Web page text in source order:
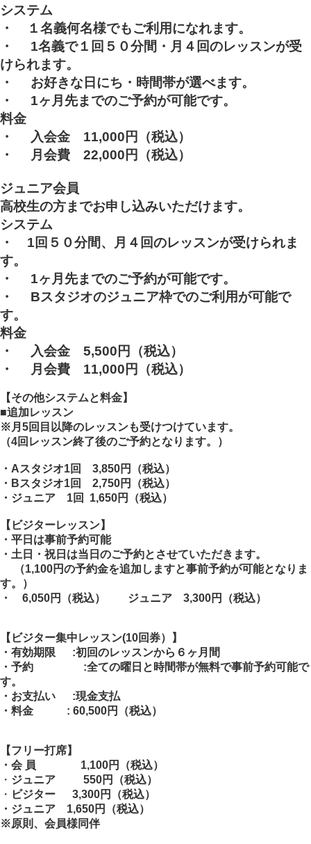
システム
・ １名義何名様でもご利用になれます。
・
1名義で１回５０分間・月４回のレッスンが受
けられます。
・ お好きな日にち・時間帯が選べます。
・ 1ヶ月先までのご予約が可能です。
料金
・
入会金 11,000円
（税込）
・
月会費 22,000円 （税込）
ジュニア会員
高校生の方までお申し込みいただけます。
システム
・ 1 回５０分間、月４回のレッスンが受けられま
す。
・ 1ヶ月先までのご予約が可能です。
・ Bスタジオのジュニア枠でのご利用が可能で
す。
料金
・
入会金 5,500 円
（税込）
・
月会費 11,000円 （税込）
【その他システムと料金】
■追加レッスン
※月5回目以降のレッスンも受けつけています。
（4回レッスン終了後のご予約となります。）
・ Aスタジオ1回 3,850円
（税込）
・ Bスタジオ1回 2,750円
（税込）
・ジュニア 1回 1,650円 （税込）
【ビジターレッスン】
・平日は事前予約可能
・土日・祝日は当日のご予約とさせていただきます。
（1,100円の予約金を追加しますと事前予約が可能となりま
す。）
・ 6,050円
（税込） ジュニア 3,300円 （税込）
【ビジター集中レッスン(10回券）】
・有効期限 :初回のレッスンから６ヶ月間
・予約
:全ての曜日と時間帯が無料で事前予約可能で
す。
・お支払い :現金支払
・料金 : 60,500円 （税込）
【フリー打席】
・会 員 1,100円
（税込）
・ ジュニア 550円
（税込）
・ ビジター 3,300円
（税込）
・ジュニア 1,650円
（税込）
※原則、会員様同伴